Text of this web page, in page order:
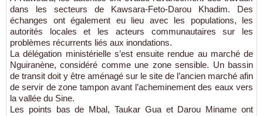
dans les secteurs de Kawsara-Feto-Darou Khadim. Des
échanges ont également eu lieu avec les populations, les
autorités locales et les acteurs communautaires sur les
problèmes récurrents liés aux inondations.
La délégation ministérielle s’est ensuite rendue au marché de
Nguiranène, considéré comme une zone sensible. Un bassin
de transit doit y être aménagé sur le site de l’ancien marché afin
de servir de zone tampon avant l’acheminement des eaux vers
la vallée du Sine.
Les points bas de Mbal, Taukar Gua et Darou Miname ont